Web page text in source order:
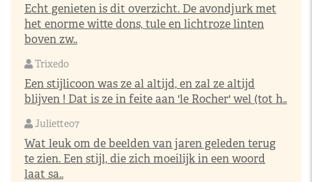
Echt genieten is dit overzicht. De avondjurk met
het enorme witte dons, tule en lichtroze linten
boven zw..
Trixedo
Een stijlicoon was ze al altijd, en zal ze altijd
blijven ! Dat is ze in feite aan 'le Rocher' wel (tot h..
Juliette07
Wat leuk om de beelden van jaren geleden terug
te zien. Een stijl, die zich moeilijk in een woord
laat sa..